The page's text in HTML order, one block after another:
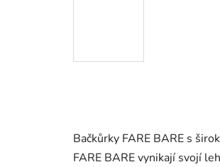
Bačkůrky FARE BARE s
FARE BARE vynikají svojí